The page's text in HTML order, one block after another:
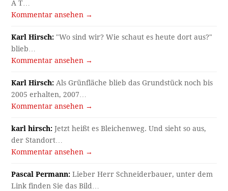
A T…
Kommentar ansehen →
Karl Hirsch: "Wo sind wir? Wie schaut es heute dort aus?"
blieb…
Kommentar ansehen →
Karl Hirsch: Als Grünfläche blieb das Grundstück noch bis
2005 erhalten, 2007…
Kommentar ansehen →
karl hirsch: Jetzt heißt es Bleichenweg. Und sieht so aus,
der Standort…
Kommentar ansehen →
Pascal Permann: Lieber Herr Schneiderbauer, unter dem
Link finden Sie das Bild…